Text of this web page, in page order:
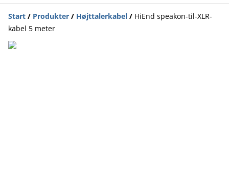
Start / Produkter / Højttalerkabel / HiEnd speakon-til-XLR-
kabel 5 meter